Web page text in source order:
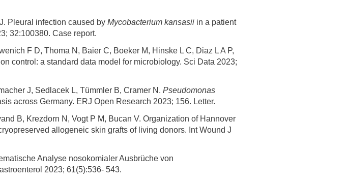
Pleural infection caused by Mycobacterium kansasii in a patient
32:100380. Case report.
F D, Thoma N, Baier C, Boeker M, Hinske L C, Diaz L A P,
control: a standard data model for microbiology. Sci Data 2023;
J, Sedlacek L, Tümmler B, Cramer N. Pseudomonas
across Germany. ERJ Open Research 2023; 156. Letter.
B, Krezdorn N, Vogt P M, Bucan V. Organization of Hannover
allogeneic skin grafts of living donors. Int Wound J
Analyse nosokomialer Ausbrüche von
2023; 61(5):536- 543.